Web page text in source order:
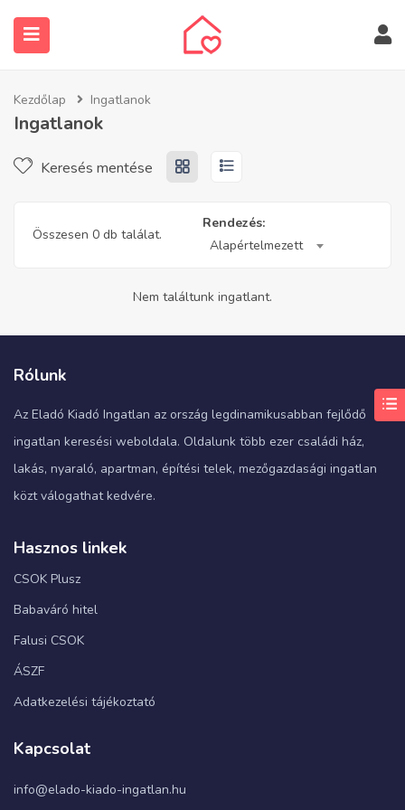
Kezdőlap Ingatlanok
Ingatlanok
Keresés mentése
Összesen 0 db találat.
Rendezés:
Alapértelmezett
Nem találtunk ingatlant.
Rólunk
Az Eladó Kiadó Ingatlan az ország legdinamikusabban fejlődő
ingatlan keresési weboldala. Oldalunk több ezer családi ház,
lakás, nyaraló, apartman, építési telek, mezőgazdasági ingatlan
közt válogathat kedvére.
Hasznos linkek
CSOK Plusz
Babaváró hitel
Falusi CSOK
ÁSZF
Adatkezelési tájékoztató
Kapcsolat
info@elado-kiado-ingatlan.hu